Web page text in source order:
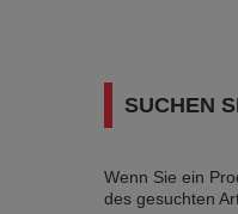
SUCHEN
Wenn Sie ein
des gesuchten